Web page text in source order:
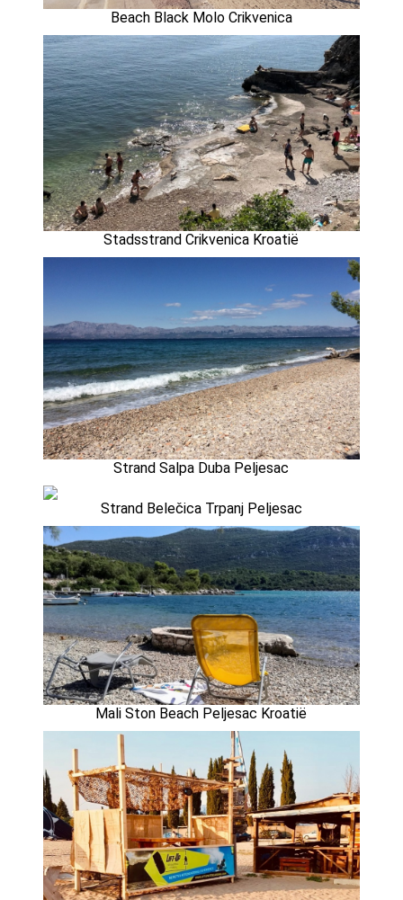
Beach Black Molo Crikvenica
Stadsstrand Crikvenica Kroatië
Strand Salpa Duba Peljesac
Strand Belečica Trpanj Peljesac
Mali Ston Beach Peljesac Kroatië